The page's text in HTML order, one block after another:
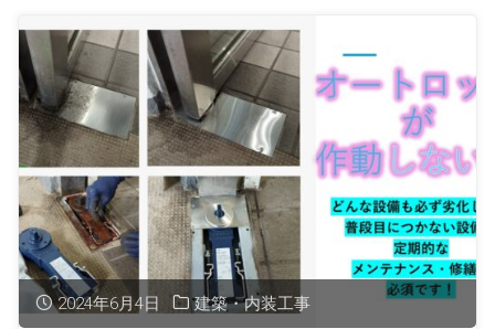
2024年6月4日 建築・内装工事